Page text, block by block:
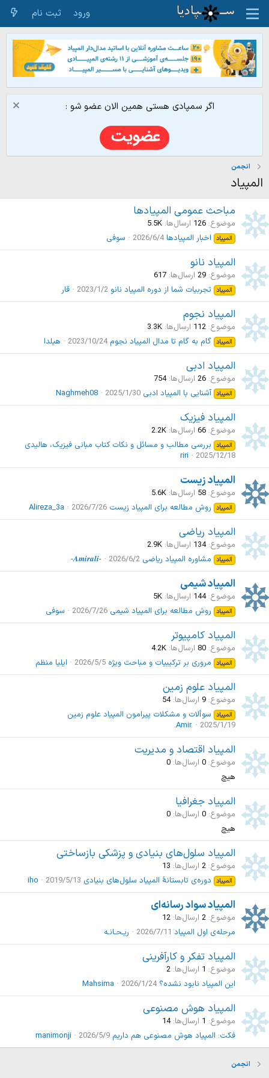
ورود ثبت نام
اگر سمپادی هستی همین الان عضو شو :
انجمن
المپیاد
مباحث عمومی المپیادها
موضوع 126 ارسال‌ها 5.5K
المپیاد اخبار المپیادها 2026/6/4 سوفی
المپیاد نانو
موضوع 29 ارسال‌ها 617
المپیاد تجربیات شما از دوره المپیاد نانو 2023/1/2 قار
المپیاد نجوم
موضوع 112 ارسال‌ها 3.3K
المپیاد گام به گام تا مدال المپیاد نجوم 2023/10/24 هیلدا
المپیاد ادبی
موضوع 26 ارسال‌ها 754
المپیاد آشنایی با المپیاد ادبی 2025/1/30
Naghmeh08
المپیاد فیزیک
موضوع 66 ارسال‌ها 2.2K
المپیاد
بررسی مطالب و مسائل و نکات کتاب مبانی فیزیک، هالیدی
2025/12/18
riri
المپیاد زیست
موضوع 58 ارسال‌ها 5.6K
المپیاد روش مطالعه برای المپیاد زیست 2026/7/26
Alireza_3a
المپیاد ریاضی
موضوع 134 ارسال‌ها 2.9K
المپیاد مشاوره المپیاد ریاضی 2026/6/2
-𝑨𝒎𝒊𝒓𝒂𝒍𝒊-
المپیاد شیمی
موضوع 144 ارسال‌ها 5K
المپیاد روش مطالعه برای المپیاد شیمی 2026/7/26 سوفی
المپیاد كامپيوتر
موضوع 80 ارسال‌ها 4.2K
المپیاد مروری بر ترکیبیات و مباحث ویژه 2026/5/5 ایلیا منظم
المپیاد علوم زمین
موضوع 9 ارسال‌ها 54
المپیاد
سوألات و مشکلات پیرامون المپیاد علوم زمین
2025/1/19
.Amir.
المپیاد اقتصاد و مدیریت
موضوع 0 ارسال‌ها 0
هیچ
المپیاد جغرافیا
موضوع 0 ارسال‌ها 0
هیچ
المپیاد سلول‎‌های بنیادی و پزشکی بازساختی
موضوع 2 ارسال‌ها 13
المپیاد دوره‌ی تابستانۀ المپیاد سلول‌های بنیادی 2019/5/13
iho
المپیاد سواد رسانه‌ای
موضوع 2 ارسال‌ها 12
مرحله‌ی اول المپیاد 2026/7/11 ریـحـانـه
المپیاد تفکر و کارآفرینی
موضوع 1 ارسال‌ها 2
این المپیاد نابود نشده؟ 2026/1/24
Mahsima
المپیاد هوش مصنوعی
موضوع 1 ارسال‌ها 14
فکت: المپیاد هوش مصنوعی هم داریم 2026/5/9
manimonji
انجمن